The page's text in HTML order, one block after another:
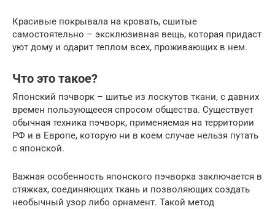
Красивые покрывала на кровать, сшитые
самостоятельно – эксклюзивная вещь, которая придаст
уют дому и одарит теплом всех, проживающих в нем.
Что это такое?
Японский пэчворк – шитье из лоскутов ткани, с давних
времен пользующееся спросом общества. Существует
обычная техника пэчворк, применяемая на территории
РФ и в Европе, которую ни в коем случае нельзя путать
с японской.
Важная особенность японского пэчворка заключается в
стяжках, соединяющих ткань и позволяющих создать
необычный узор либо орнамент. Такой метод